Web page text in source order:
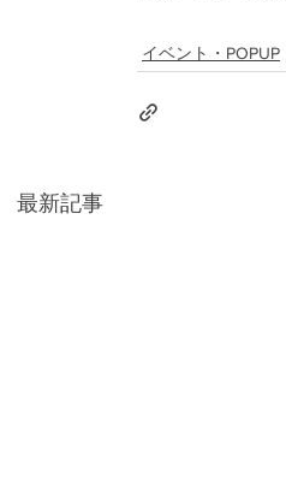
イベント・POPUP
最新記事